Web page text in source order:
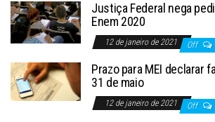
Justiça Federal nega
Enem 2020
12 de janeiro de 2021 Off
Prazo para MEI declarar
31 de maio
12 de janeiro de 2021 Off